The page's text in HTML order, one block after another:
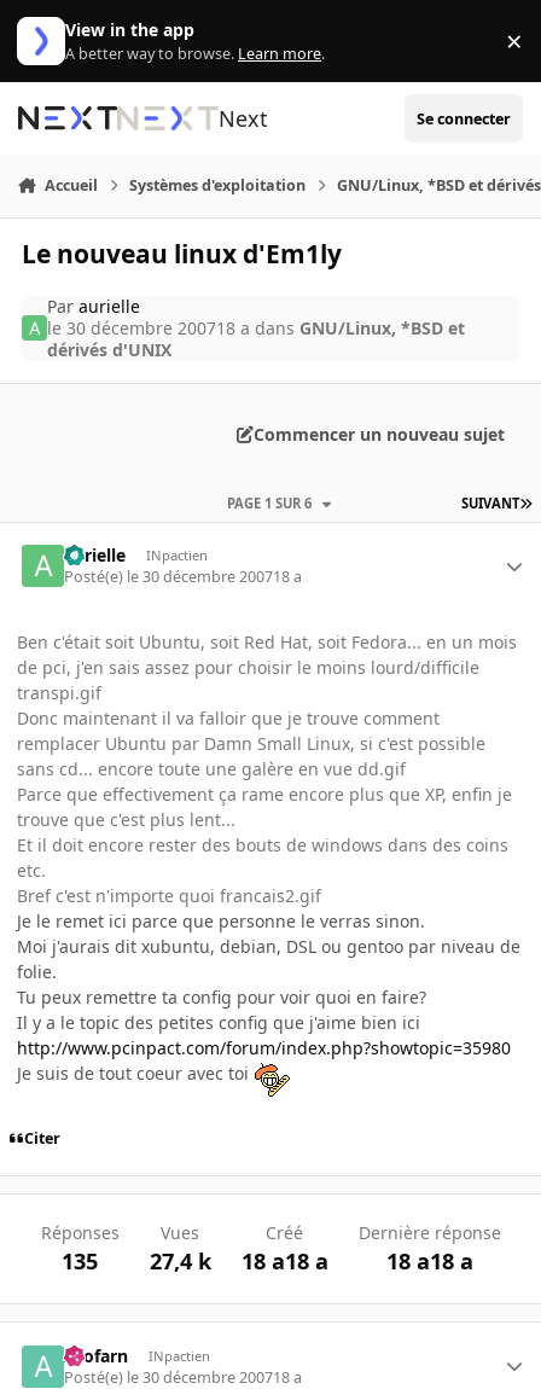
Aller au contenu
View in the app
A better way to browse. Learn more. ×
Next Se connecter
Accueil Systèmes d'exploitation GNU/Linux, *BSD et
Le nouveau linux d'Em1ly
Paraurielle
le 30 décembre 200718 a dans GNU/Linux, *BSD et
dérivés d'UNIX
Commencer un nouveau sujet
SUIVANT
PAGE 1 SUR 6
aurielle INpactien
Posté(e) le 30 décembre 200718 a
Ben c'était soit Ubuntu, soit Red Hat, soit Fedora... en un mois
de pci, j'en sais assez pour choisir le moins lourd/difficile
transpi.gif
Donc maintenant il va falloir que je trouve comment
remplacer Ubuntu par Damn Small Linux, si c'est possible
sans cd... encore toute une galère en vue dd.gif
Parce que effectivement ça rame encore plus que XP, enfin je
trouve que c'est plus lent...
Et il doit encore rester des bouts de windows dans des coins
etc.
Bref c'est n'importe quoi francais2.gif
Je le remet ici parce que personne le verras sinon.
Moi j'aurais dit xubuntu, debian, DSL ou gentoo par niveau de
folie.
Tu peux remettre ta config pour voir quoi en faire?
Il y a le topic des petites config que j'aime bien ici
http://www.pcinpact.com/forum/index.php?showtopic=35980
Je suis de tout coeur avec toi
Citer
Réponses
135
Vues
27,4 k
Créé
18 a18 a
Dernière réponse
18 a18 a
Arofarn INpactien
Posté(e) le 30 décembre 200718 a